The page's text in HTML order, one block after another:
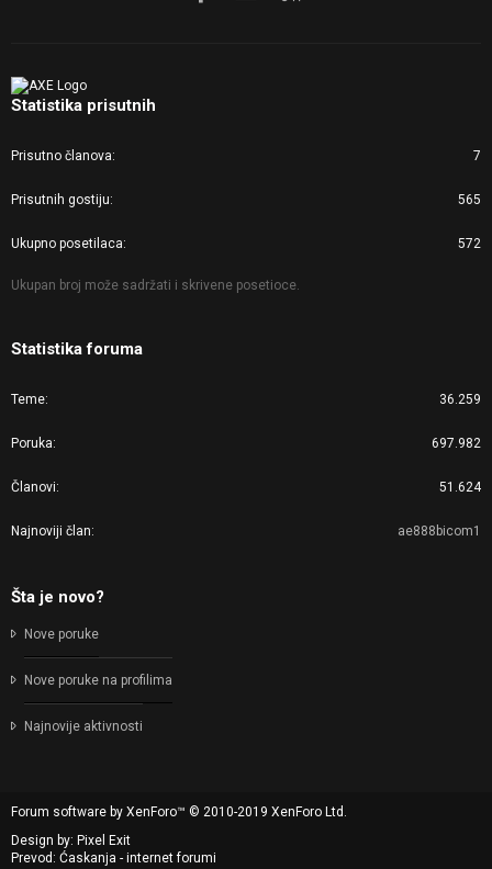
Statistika prisutnih
Prisutno članova 7
Prisutnih gostiju 565
Ukupno posetilaca 572
Ukupan broj može sadržati i skrivene posetioce.
Statistika foruma
Teme 36.259
Poruka 697.982
Članovi 51.624
Najnoviji član ae888bicom1
Šta je novo?
Nove poruke
Nove poruke na profilima
Najnovije aktivnosti
Forum software by XenForo™ © 2010-2019 XenForo Ltd.
Design by: Pixel Exit
Prevod: Ćaskanja - internet forumi